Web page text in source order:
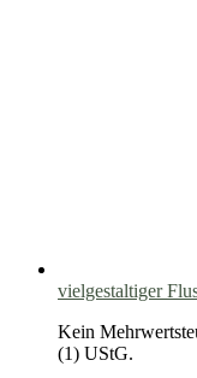
vielgestaltiger
Kein
(1) UStG.